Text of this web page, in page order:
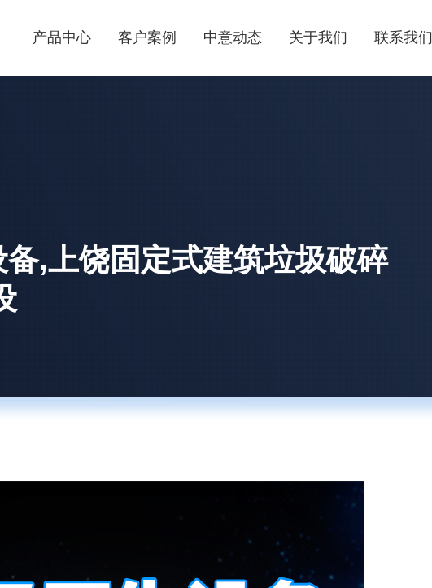
产品中心 客户案例 中意动态 关于我们 联系我们
,上饶固定式建筑垃圾破碎